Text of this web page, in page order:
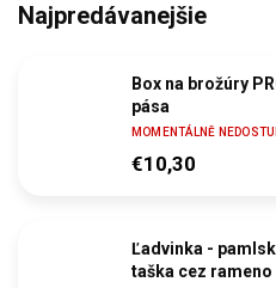
Najpredávanejšie
Box na brožúry
pása
MOMENTÁLNĚ
€10,30
Ľadvinka -
taška cez rameno